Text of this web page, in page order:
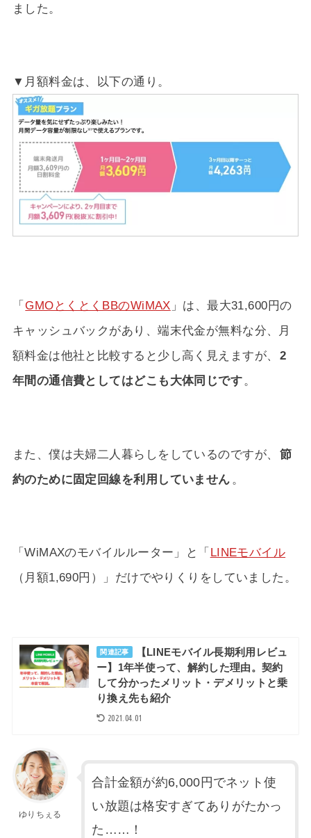
ました。
▼月額料金は、以下の通り。
「 GMOとくとくBBのWiMAX 」は、最大31,600円の
キャッシュバックがあり、端末代金が無料な分、月
額料金は他社と比較すると少し高く見えますが、 2
年間の通信費としてはどこも大体同じです。
また、僕は夫婦二人暮らしをしているのですが、 節
約のために固定回線を利用していません 。
「WiMAXのモバイルルーター」と「LINEモバイル
（月額1,690円）」だけでやりくりをしていました。
関連記事
【LINEモバイル長期利用レビュ
ー】1年半使って、解約した理由。契約
して分かったメリット・デメリットと乗
り換え先も紹介
2021.04.01
ゆりちぇる
合計金額が約6,000円でネット使
い放題は格安すぎてありがたかっ
た……！